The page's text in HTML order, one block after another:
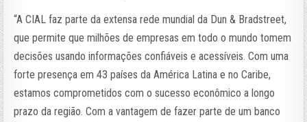
“A CIAL faz parte da extensa rede mundial da Dun & Bradstreet,
que permite que milhões de empresas em todo o mundo tomem
decisões usando informações confiáveis e acessíveis. Com uma
forte presença em 43 países da América Latina e no Caribe,
estamos comprometidos com o sucesso econômico a longo
prazo da região. Com a vantagem de fazer parte de um banco